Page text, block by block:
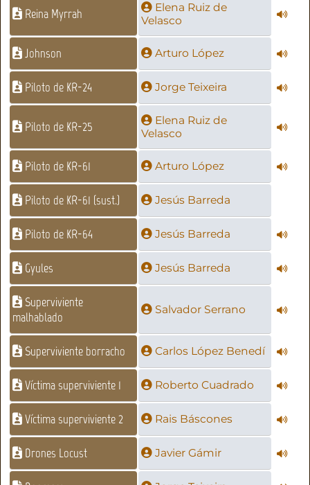
Reina Myrrah
Elena Ruiz de
Velasco
Johnson Arturo López
Piloto de KR-24 Jorge Teixeira
Piloto de KR-25
Elena Ruiz de
Velasco
Piloto de KR-61 Arturo López
Piloto de KR-61 (sust.) Jesús Barreda
Piloto de KR-64 Jesús Barreda
Gyules Jesús Barreda
Superviviente
malhablado
Salvador Serrano
Superviviente borracho Carlos López Benedí
Víctima superviviente 1 Roberto Cuadrado
Víctima superviviente 2 Rais Báscones
Drones Locust Javier Gámir